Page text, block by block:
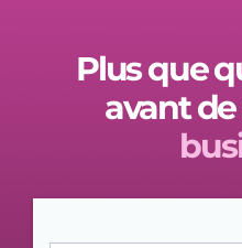
Plus que
avant